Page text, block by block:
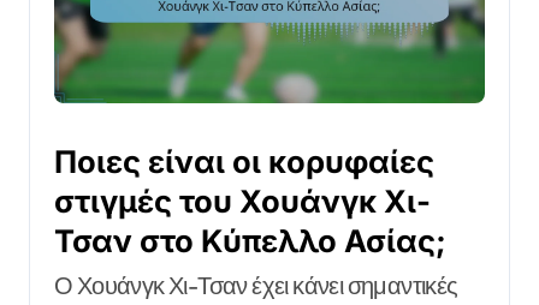
Ποιες είναι οι κορυφαίες
στιγμές του Χουάνγκ Χι-
Τσαν στο Κύπελλο Ασίας;
Ο Χουάνγκ Χι-Τσαν έχει κάνει σημαντικές